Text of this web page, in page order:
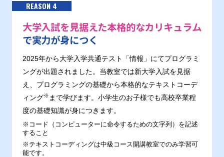
REASON 4
大学入試を見据えた本格的なカリキュラム
で実力が身につく
2025年から大学入学共通テスト「情報」にてプログラミ
ングが出題されました。当教室では新大学入試を見据
え、プログラミングの基礎から本格的なテキストコーデ
ィング※ まで学びます。小学生のお子様でも高校卒業程
度の基礎知識が身につきます。
※コード（コンピューターに命令するための文字列）を記述
すること
※テキストコーディングは中級コース開講教室でのみ学習可
能です。